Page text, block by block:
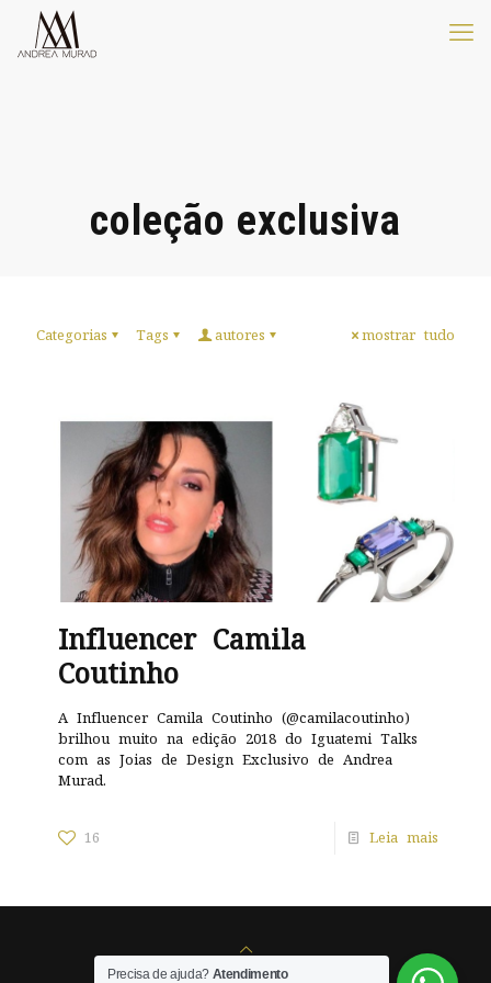
coleção exclusiva
Categorias Tags autores mostrar tudo
Influencer Camila
Coutinho
A Influencer Camila Coutinho (@camilacoutinho)
brilhou muito na edição 2018 do Iguatemi Talks
com as Joias de Design Exclusivo de Andrea
Murad.
16
Leia mais
© 2025 - AMURAD -por, sr.seixas
Precisa de ajuda? Atendimento